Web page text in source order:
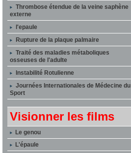
Thrombose étendue de la veine saphène
externe
l'epaule
Rupture de la plaque palmaire
Traité des maladies métaboliques
osseuses de l'adulte
Instabilité Rotulienne
Journées Internationales de Médecine du
Sport
Visionner les films
Le genou
L'épaule